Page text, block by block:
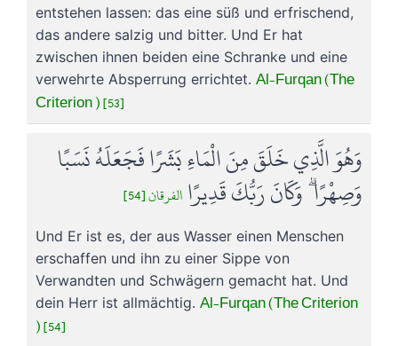
entstehen lassen: das eine süß und erfrischend,
das andere salzig und bitter. Und Er hat
zwischen ihnen beiden eine Schranke und eine
verwehrte Absperrung errichtet. Al-Furqan (The
Criterion ) [53]
وَهُوَ الَّذِي خَلَقَ مِنَ الْمَاءِ بَشَرًا فَجَعَلَهُ نَسَبًا
وَصِهْرًا ۗ وَكَانَ رَبُّكَ قَدِيرًا الفرقان [54]
Und Er ist es, der aus Wasser einen Menschen
erschaffen und ihn zu einer Sippe von
Verwandten und Schwägern gemacht hat. Und
dein Herr ist allmächtig. Al-Furqan (The Criterion
) [54]